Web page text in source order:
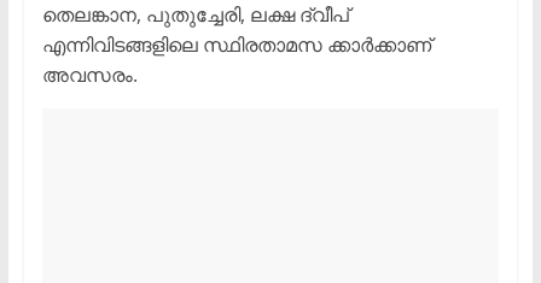
തെലങ്കാന, പുതുച്ചേരി, ലക്ഷ ദ്വീപ്
എന്നിവിടങ്ങളിലെ സ്ഥിരതാമസ ക്കാർക്കാണ്
അവസരം.